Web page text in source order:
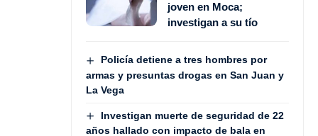
joven en Moca;
investigan a su tío
Policía detiene a tres hombres por
armas y presuntas drogas en San Juan y
La Vega
Investigan muerte de seguridad de 22
años hallado con impacto de bala en